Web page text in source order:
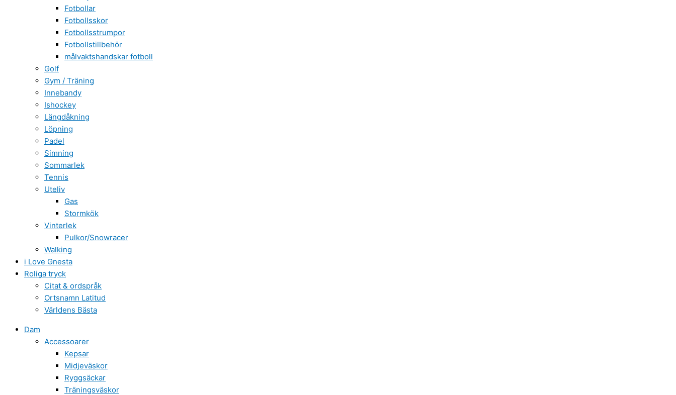
Fotbollar
Fotbollsskor
Fotbollsstrumpor
Fotbollstillbehör
målvaktshandskar fotboll
Golf
Gym / Träning
Innebandy
Ishockey
Längdåkning
Löpning
Padel
Simning
Sommarlek
Tennis
Uteliv
Gas
Stormkök
Vinterlek
Pulkor/Snowracer
Walking
i Love Gnesta
Roliga tryck
Citat & ordspråk
Ortsnamn Latitud
Världens Bästa
Dam
Accessoarer
Kepsar
Midjeväskor
Ryggsäckar
Träningsväskor